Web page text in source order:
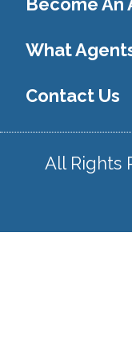
What
Contact Us
All Rights